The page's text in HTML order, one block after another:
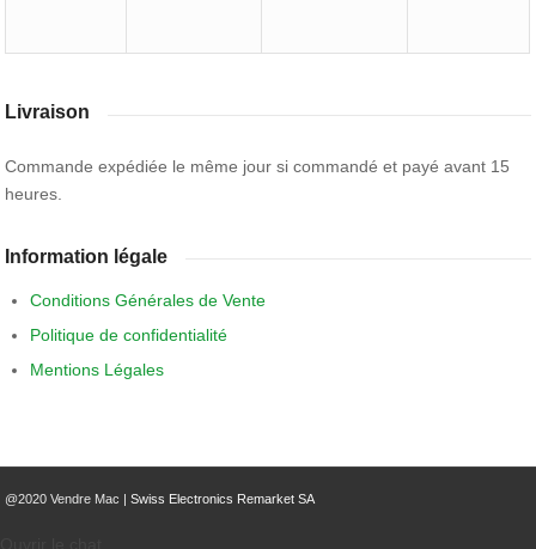
Livraison
Commande expédiée le même jour si commandé et payé avant 15
heures.
Information légale
Conditions Générales de Vente
Politique de confidentialité
Mentions Légales
@2020 Vendre Mac |Swiss Electronics Remarket SA